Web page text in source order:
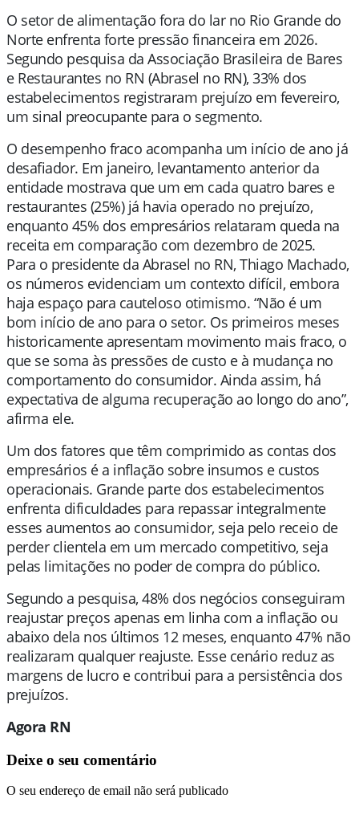
O setor de alimentação fora do lar no Rio Grande do
Norte enfrenta forte pressão financeira em 2026.
Segundo pesquisa da Associação Brasileira de Bares
e Restaurantes no RN (Abrasel no RN), 33% dos
estabelecimentos registraram prejuízo em fevereiro,
um sinal preocupante para o segmento.
O desempenho fraco acompanha um início de ano já
desafiador. Em janeiro, levantamento anterior da
entidade mostrava que um em cada quatro bares e
restaurantes (25%) já havia operado no prejuízo,
enquanto 45% dos empresários relataram queda na
receita em comparação com dezembro de 2025.
Para o presidente da Abrasel no RN, Thiago Machado,
os números evidenciam um contexto difícil, embora
haja espaço para cauteloso otimismo. “Não é um
bom início de ano para o setor. Os primeiros meses
historicamente apresentam movimento mais fraco, o
que se soma às pressões de custo e à mudança no
comportamento do consumidor. Ainda assim, há
expectativa de alguma recuperação ao longo do ano”,
afirma ele.
Um dos fatores que têm comprimido as contas dos
empresários é a inflação sobre insumos e custos
operacionais. Grande parte dos estabelecimentos
enfrenta dificuldades para repassar integralmente
esses aumentos ao consumidor, seja pelo receio de
perder clientela em um mercado competitivo, seja
pelas limitações no poder de compra do público.
Segundo a pesquisa, 48% dos negócios conseguiram
reajustar preços apenas em linha com a inflação ou
abaixo dela nos últimos 12 meses, enquanto 47% não
realizaram qualquer reajuste. Esse cenário reduz as
margens de lucro e contribui para a persistência dos
prejuízos.
Agora RN
Deixe o seu comentário
O seu endereço de email não será publicado